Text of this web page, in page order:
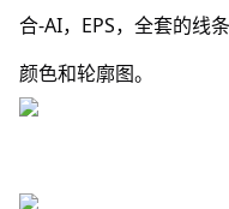
合-AI，EPS，全套的线
颜色和轮廓图。